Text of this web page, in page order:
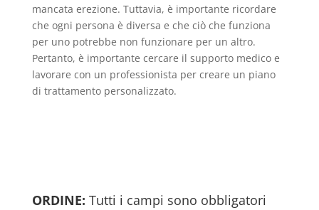
mancata erezione. Tuttavia, è importante ricordare
che ogni persona è diversa e che ciò che funziona
per uno potrebbe non funzionare per un altro.
Pertanto, è importante cercare il supporto medico e
lavorare con un professionista per creare un piano
di trattamento personalizzato.
ORDINE: Tutti i campi sono obbligatori